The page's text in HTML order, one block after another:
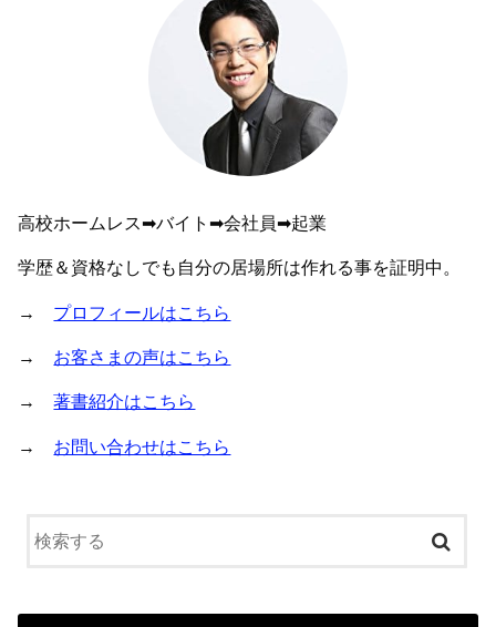
高校ホームレス➡︎バイト➡︎会社員➡︎起業
学歴＆資格なしでも自分の居場所は作れる事を証明中。
→ プロフィールはこちら
→ お客さまの声はこちら
→著書紹介はこちら
→ お問い合わせはこちら